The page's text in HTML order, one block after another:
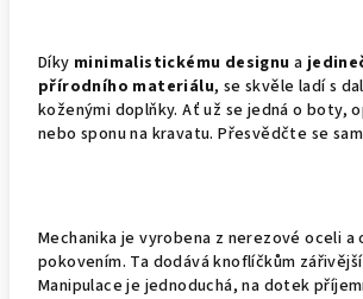
Díky minimalistickému designu a
přírodního materiálu, se skvěle ladí s
koženými doplňky. Ať už se jedná o boty,
nebo sponu na kravatu. Přesvědčte se
Mechanika je vyrobena z nerezové oceli a
pokovením. Ta dodává knoflíčkům
Manipulace je jednoduchá, na dotek